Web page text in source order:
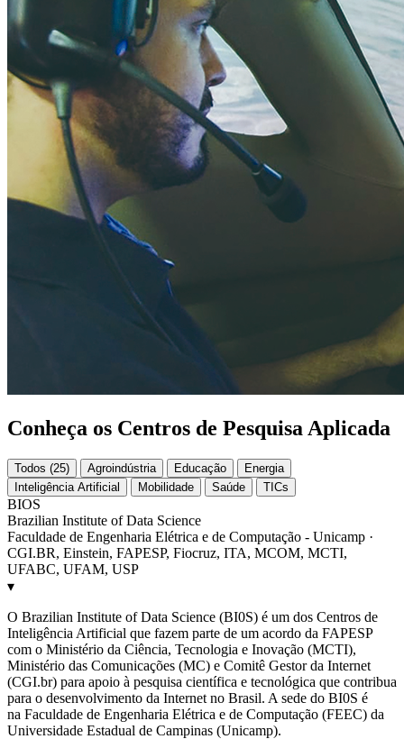
Conheça os Centros de Pesquisa Aplicada
Todos (25) Agroindústria Educação
Energia
Inteligência Artificial
Mobilidade Saúde TICs
BIOS
Brazilian Institute of Data Science
Faculdade de Engenharia Elétrica e de Computação - Unicamp ·
CGI.BR, Einstein, FAPESP, Fiocruz, ITA, MCOM, MCTI,
UFABC, UFAM, USP
▾
O Brazilian Institute of Data Science (BI0S) é um dos Centros de
Inteligência Artificial que fazem parte de um acordo da FAPESP
com o Ministério da Ciência, Tecnologia e Inovação (MCTI),
Ministério das Comunicações (MC) e Comitê Gestor da Internet
(CGI.br) para apoio à pesquisa científica e tecnológica que contribua
para o desenvolvimento da Internet no Brasil. A sede do BI0S é
na Faculdade de Engenharia Elétrica e de Computação (FEEC) da
Universidade Estadual de Campinas (Unicamp).